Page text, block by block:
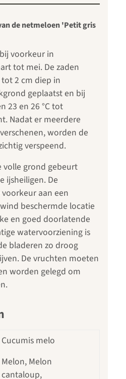
de netmeloen 'Petit gris
voorkeur in
tot mei. De zaden
2 cm diep in
geplaatst en bij
23 en 26 °C tot
Nadat er meerdere
worden de
verspeend.
grond gebeurt
ijsheiligen. De
aan een
beschermde locatie
en goed doorlatende
watervoorziening is
bladeren zo droog
De vruchten moeten
worden gelegd om
Cucumis melo
Melon, Melon
cantaloup,